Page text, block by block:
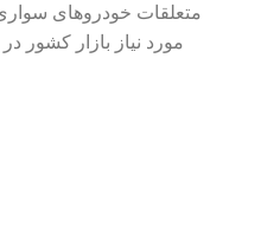
متعلقات خودروهای
مورد نیاز بازار کشور